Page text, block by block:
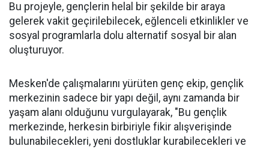
Bu projeyle, gençlerin helal bir şekilde bir araya
gelerek vakit geçirilebilecek, eğlenceli etkinlikler ve
sosyal programlarla dolu alternatif sosyal bir alan
oluşturuyor.
Mesken'de çalışmalarını yürüten genç ekip, gençlik
merkezinin sadece bir yapı değil, aynı zamanda bir
yaşam alanı olduğunu vurgulayarak, "Bu gençlik
merkezinde, herkesin birbiriyle fikir alışverişinde
bulunabilecekleri, yeni dostluklar kurabilecekleri ve